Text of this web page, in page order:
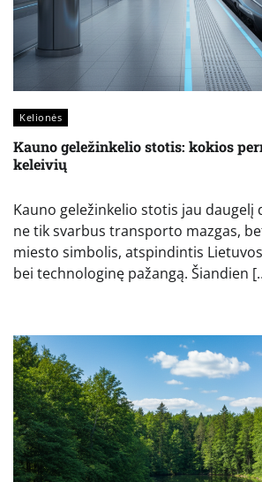
Kelionės
Kauno geležinkelio stotis: kokios
keleivių
Kauno geležinkelio stotis jau daugelį
ne tik svarbus transporto mazgas,
miesto simbolis, atspindintis
bei technologinę pažangą. Šiandien